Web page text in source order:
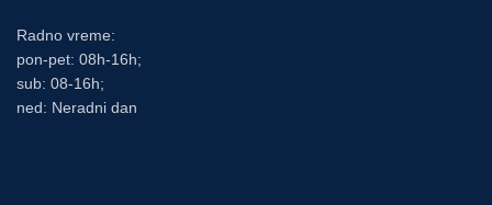
Radno vreme:
pon-pet: 08h-16h;
sub: 08-16h;
ned: Neradni dan